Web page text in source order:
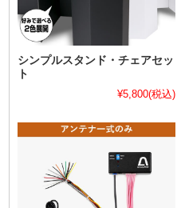
シンプルスタンド・チェアセッ
ト
¥5,800(税込)